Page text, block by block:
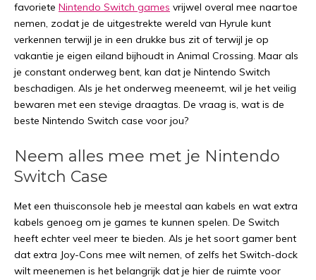
favoriete Nintendo Switch games vrijwel overal mee naartoe
nemen, zodat je de uitgestrekte wereld van Hyrule kunt
verkennen terwijl je in een drukke bus zit of terwijl je op
vakantie je eigen eiland bijhoudt in Animal Crossing. Maar als
je constant onderweg bent, kan dat je Nintendo Switch
beschadigen. Als je het onderweg meeneemt, wil je het veilig
bewaren met een stevige draagtas. De vraag is, wat is de
beste Nintendo Switch case voor jou?
Neem alles mee met je Nintendo
Switch Case
Met een thuisconsole heb je meestal aan kabels en wat extra
kabels genoeg om je games te kunnen spelen. De Switch
heeft echter veel meer te bieden. Als je het soort gamer bent
dat extra Joy-Cons mee wilt nemen, of zelfs het Switch-dock
wilt meenemen is het belangrijk dat je hier de ruimte voor